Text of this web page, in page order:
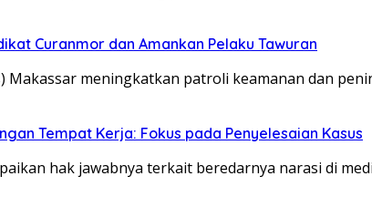
Curanmor dan Amankan Pelaku Tawuran
Makassar meningkatkan patroli keamanan dan
Tempat Kerja: Fokus pada Penyelesaian Kasus
hak jawabnya terkait beredarnya narasi di